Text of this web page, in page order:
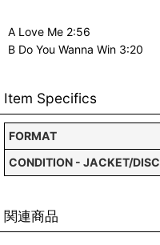
A Love Me 2:56
B Do You Wanna Win 3:20
Item Specifics
FORMAT
CONDITION - JACKET/DISC
関連商品